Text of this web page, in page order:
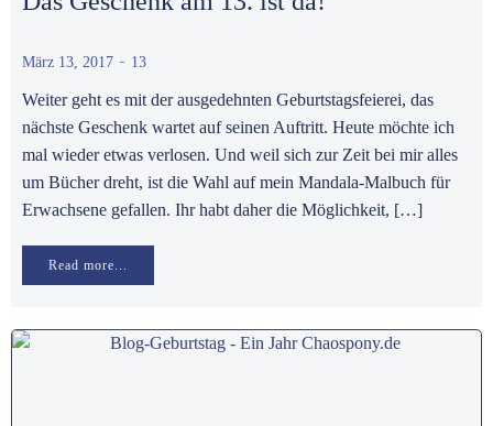
März 13, 2017 - 13
Weiter geht es mit der ausgedehnten Geburtstagsfeierei, das
nächste Geschenk wartet auf seinen Auftritt. Heute möchte ich
mal wieder etwas verlosen. Und weil sich zur Zeit bei mir alles
um Bücher dreht, ist die Wahl auf mein Mandala-Malbuch für
Erwachsene gefallen. Ihr habt daher die Möglichkeit, […]
Read more...